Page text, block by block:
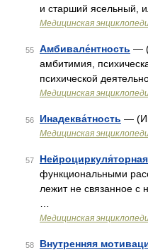
и старший ясельный,
Медицинская
55 Амбивале́нтность —
амбитимия,
психической
Медицинская
56 Инадеква́тность —
Медицинская
57
функциональными
лежит не связанное с
Медицинская
58 Внутренняя